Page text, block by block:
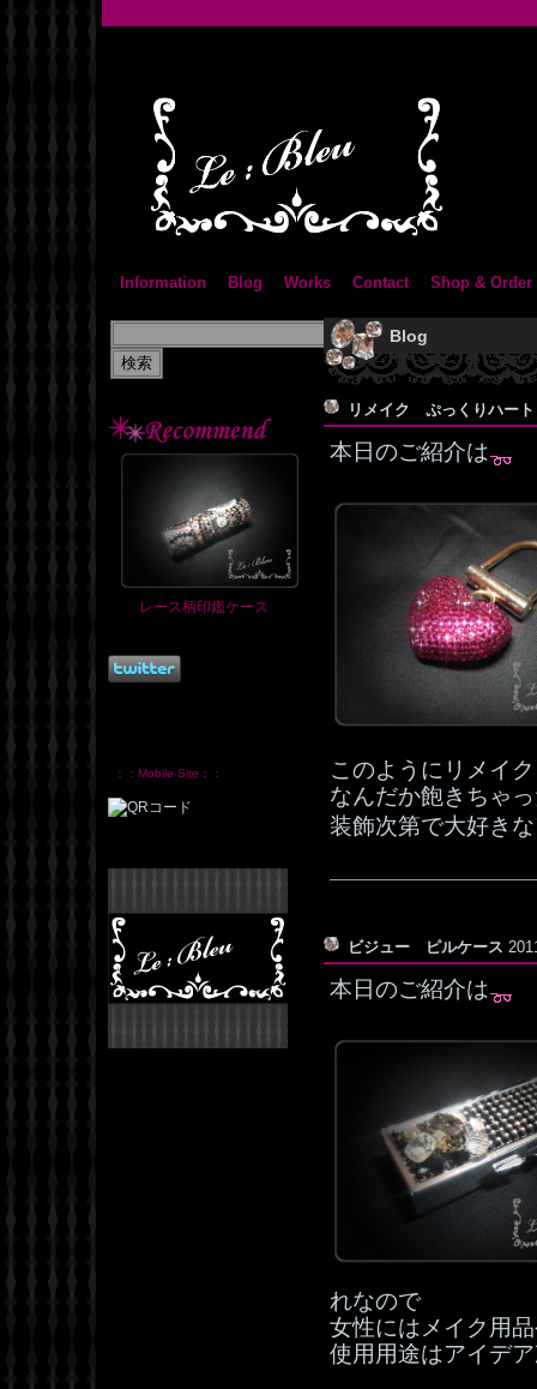
Information Blog Works Contact Shop & Order
レース柄印鑑ケース
：：Mobile Site：：
Blog
リメイク ぷっくりハー
本日のご紹介は
このようにリメイ
なんだか飽きちゃ
装飾次第で大好き
ビジュー ピルケース
本日のご紹介は
れなので
女性にはメイク用
使用用途はアイデ